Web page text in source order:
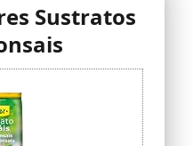
Sustratos